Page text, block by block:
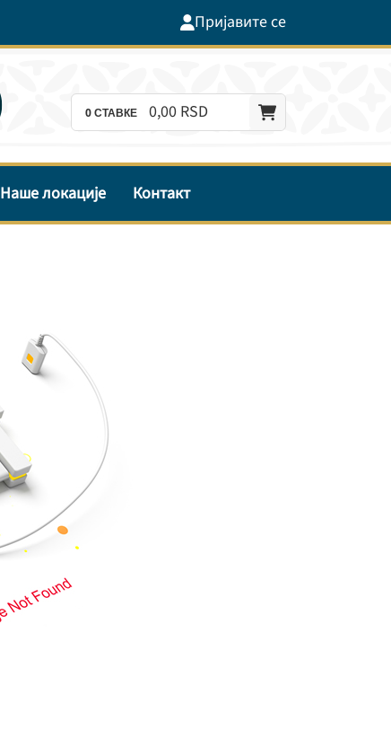
Пријавите се
0СТАВКЕ 0,00 RSD
Наше локације Контакт